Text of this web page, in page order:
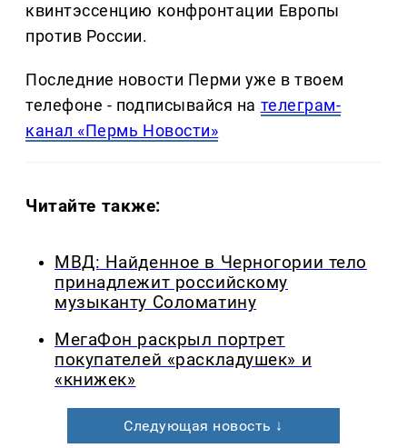
квинтэссенцию конфронтации Европы
против России.
Последние новости Перми уже в твоем
телефоне - подписывайся на телеграм-
канал «Пермь Новости»
Читайте также:
МВД: Найденное в Черногории тело
принадлежит российскому
музыканту Соломатину
МегаФон раскрыл портрет
покупателей «раскладушек» и
«книжек»
Следующая новость ↓